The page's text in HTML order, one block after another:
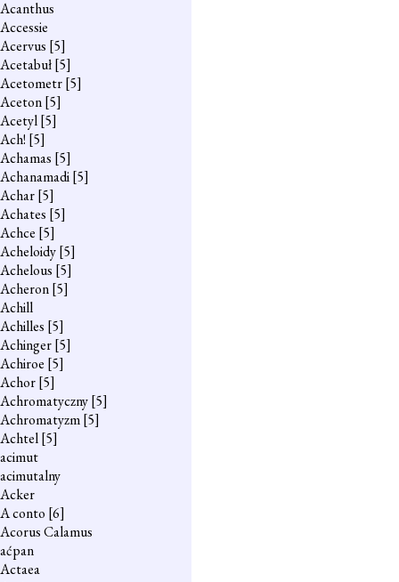
Acanthus
Accessie
Acervus [5]
Acetabuł[5]
Acetometr[5]
Aceton[5]
Acetyl[5]
Ach! [5]
Achamas [5]
Achanamadi[5]
Achar[5]
Achates [5]
Achce [5]
Acheloidy[5]
Achelous [5]
Acheron[5]
Achill
Achilles [5]
Achinger[5]
Achiroe [5]
Achor[5]
Achromatyczny[5]
Achromatyzm[5]
Achtel[5]
acimut
acimutalny
Acker
A conto [6]
Acorus Calamus
aćpan
Actaea